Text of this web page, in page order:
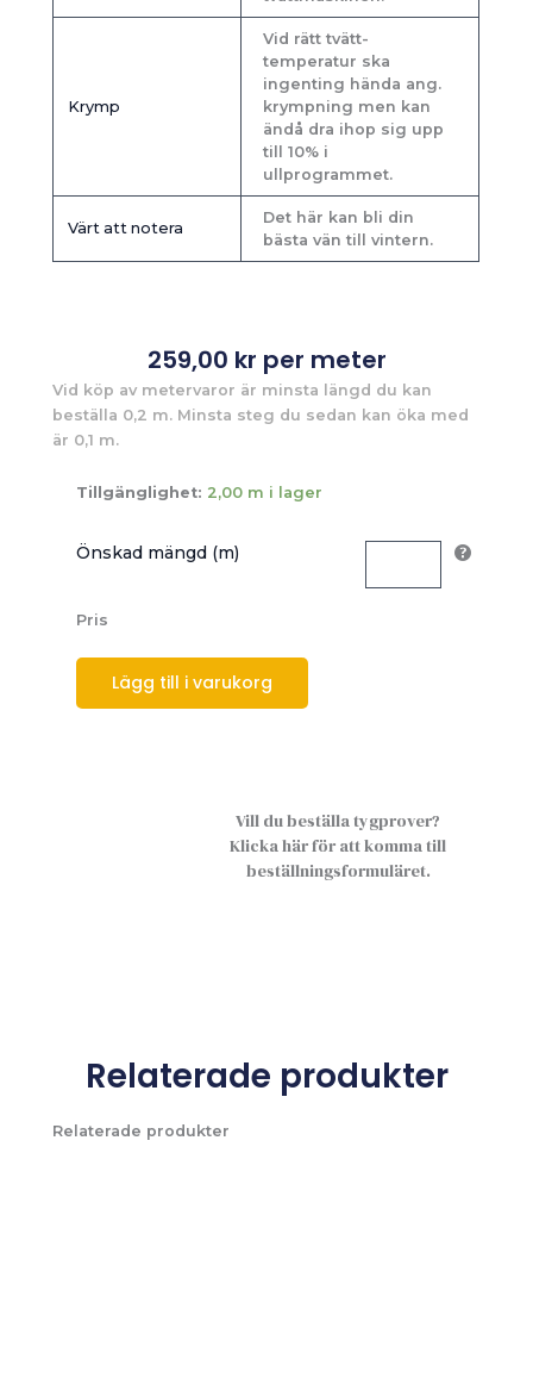
Krymp
Vid rätt tvätt-
temperatur ska
ingenting hända ang.
krympning men kan
ändå dra ihop sig upp
till 10% i
ullprogrammet.
Värt att notera
Det här kan bli din
bästa vän till vintern.
259,00 kr per meter
Vid köp av metervaror är minsta längd du kan
beställa 0,2 m. Minsta steg du sedan kan öka med
är 0,1 m.
Tillgänglighet: 2,00 m i lager
Önskad mängd (m)
Pris
Lägg till i varukorg
Vill du beställa tygprover?
Klicka här för att komma till
beställningsformuläret.
Relaterade produkter
Relaterade produkter